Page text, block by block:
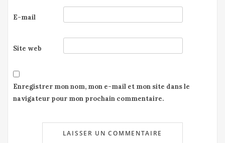
E-mail
Site web
Enregistrer mon nom, mon e-mail et mon site dans le
navigateur pour mon prochain commentaire.